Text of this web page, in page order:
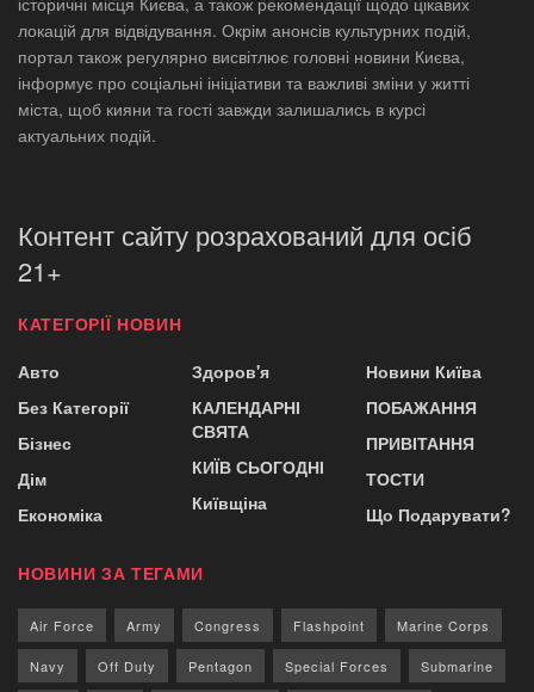
локацій для відвідування. Окрім анонсів культурних подій,
портал також регулярно висвітлює головні новини Києва,
інформує про соціальні ініціативи та важливі зміни у житті
міста, щоб кияни та гості завжди залишались в курсі
актуальних подій.
Контент сайту розрахований для осіб
21+
КАТЕГОРІЇ НОВИН
Авто
Без Категорії
Бізнес
Дім
Економіка
Здоров'я
КАЛЕНДАРНІ
СВЯТА
КИЇВ СЬОГОДНІ
Київщіна
Новини Київа
ПОБАЖАННЯ
ПРИВІТАННЯ
ТОСТИ
Що Подарувати?
НОВИНИ ЗА ТЕГАМИ
Air Force Army Congress Flashpoint Marine Corps
Navy Off Duty Pentagon Special Forces Submarine